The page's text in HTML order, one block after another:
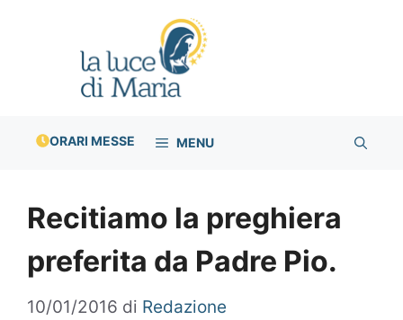
ORARI MESSE MENU
Recitiamo la preghiera
preferita da Padre Pio.
10/01/2016 di Redazione